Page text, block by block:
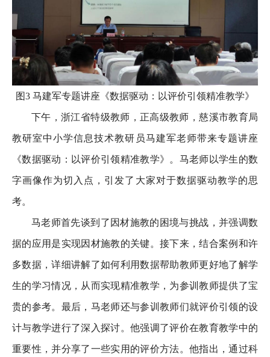
图3 马建军专题讲座《数据驱动：以评价引领精准教学》
下午，浙江省特级教师，正高级教师，慈溪市教育局
教研室中小学信息技术教研员马建军老师带来专题讲座
《数据驱动：以评价引领精准教学》。马老师以学生的数
字画像作为切入点，引发了大家对于数据驱动教学的思
考。
马老师首先谈到了因材施教的困境与挑战，并强调数
据的应用是实现因材施教的关键。接下来，结合案例和许
多数据，详细讲解了如何利用数据帮助教师更好地了解学
生的学习情况，从而实现精准教学，为参训教师提供了宝
贵的参考。最后，马老师还与参训教师们就评价引领的设
计与教学进行了深入探讨。他强调了评价在教育教学中的
重要性，并分享了一些实用的评价方法。他指出，通过科